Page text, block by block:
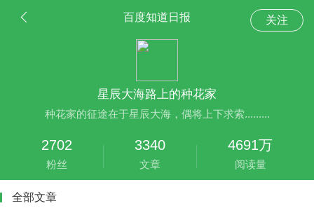
百度知道日报 关注
星辰大海路上的种花家
种花家的征途在于星辰大海，偶将上下求索.........
2702
粉丝
3340
文章
4691万
阅读量
全部文章